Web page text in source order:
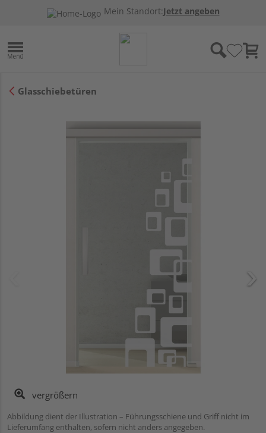
Mein Standort:Jetzt angeben
Glasschiebetüren
vergrößern
Abbildung dient der Illustration – Führungsschiene und Griff nicht im
Lieferumfang enthalten, sofern nicht anders angegeben.